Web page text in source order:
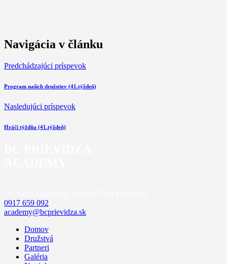
Navigácia v článku
Predchádzajúci príspevok
Program našich družstiev (41.týždeň)
Nasledujúci príspevok
Hráči týždňa (41.týždeň)
0917 659 092
academy@bcprievidza.sk
Domov
Družstvá
Partneri
Galéria